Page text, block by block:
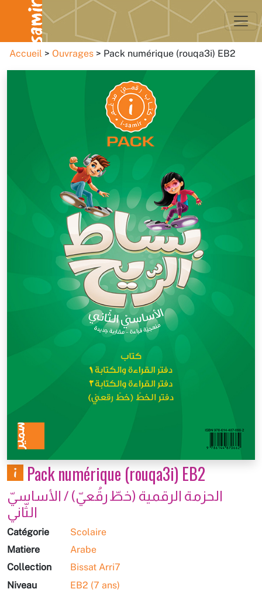
Accueil Ouvrages Pack numérique (rouqa3i) EB2
Pack numérique (rouqa3i) EB2
الحزمة الرقمية (خطّ رقُعيّ) / الأساسيّ
الثّاني
Catégorie
Scolaire
Matière
Arabe
Collection
Bissat Arri7
Niveau
EB2 (7 ans)